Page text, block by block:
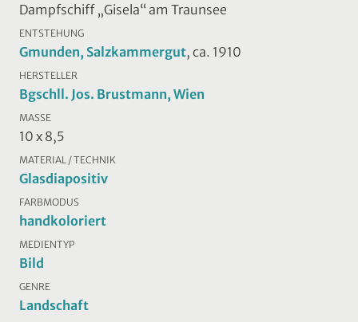
Dampfschiff „Gisela“ am Traunsee
ENTSTEHUNG
Gmunden, Salzkammergut, ca. 1910
HERSTELLER
Bgschll. Jos. Brustmann, Wien
MASSE
10 x 8,5
MATERIAL / TECHNIK
Glasdiapositiv
FARBMODUS
handkoloriert
MEDIENTYP
Bild
GENRE
Landschaft